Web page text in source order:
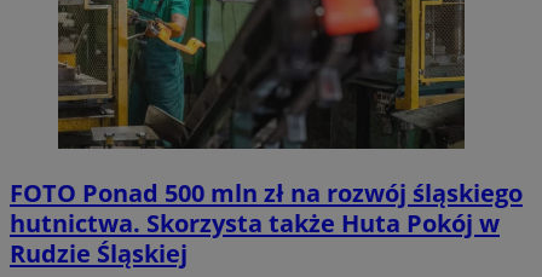
FOTO Ponad 500 mln zł na rozwój śląskiego
hutnictwa. Skorzysta także Huta Pokój w
Rudzie Śląskiej